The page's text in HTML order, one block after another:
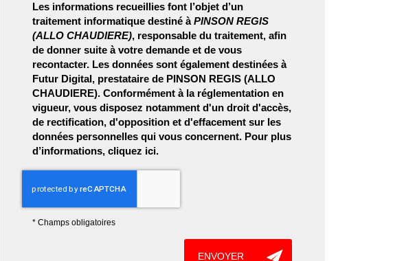
Les informations recueillies font l’objet d’un
traitement informatique destiné àPINSON REGIS
(ALLO CHAUDIERE), responsable du traitement, afin
de donner suite à votre demande et de vous
recontacter. Les données sont également destinées à
Futur Digital, prestataire de PINSON REGIS (ALLO
CHAUDIERE). Conformément à la réglementation en
vigueur, vous disposez notamment d'un droit d'accès,
de rectification, d'opposition et d'effacement sur les
données personnelles qui vous concernent. Pour plus
d’informations, cliquez ici.
* Champs obligatoires